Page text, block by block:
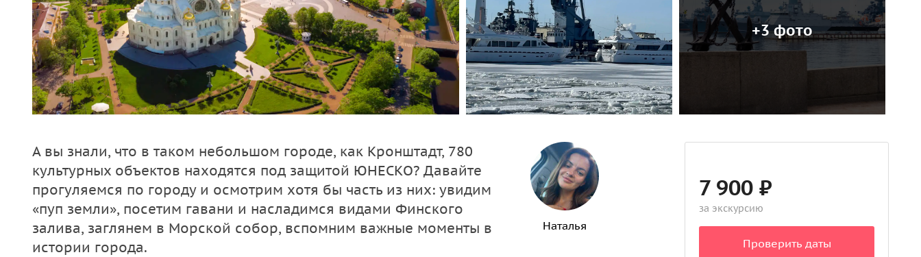
+3 фото
А вы знали, что в таком небольшом городе, как Кронштадт, 780
культурных объектов находятся под защитой ЮНЕСКО? Давайте
прогуляемся по городу и осмотрим хотя бы часть из них: увидим
«пуп земли», посетим гавани и насладимся видами Финского
залива, заглянем в Морской собор, вспомним важные моменты в
истории города.
Наталья
7 900 ₽
за экскурсию
Проверить даты